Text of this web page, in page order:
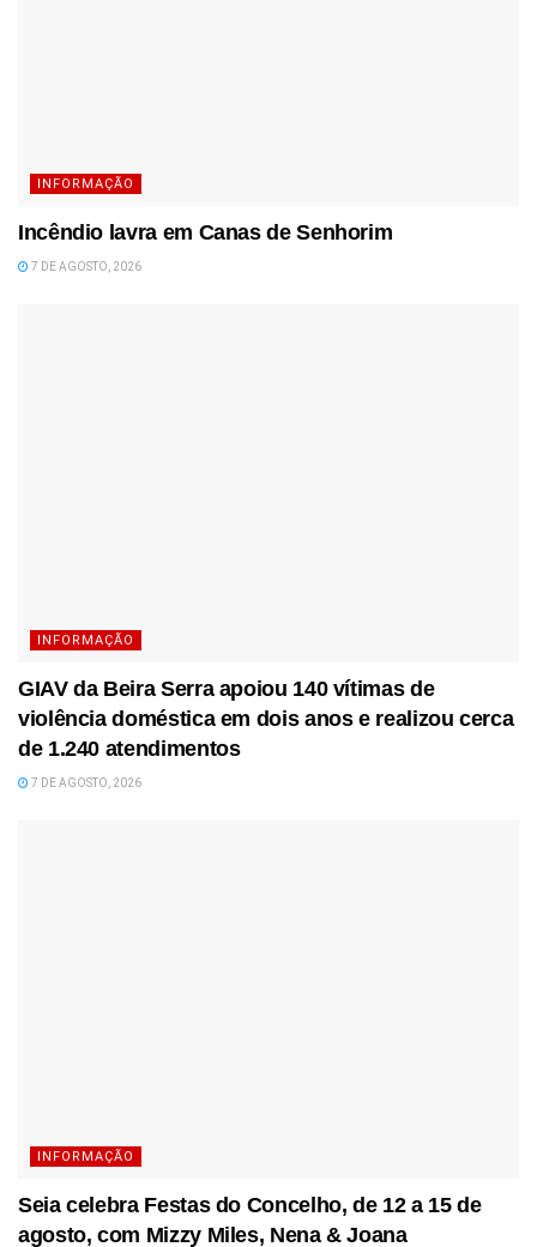
INFORMAÇÃO
Incêndio lavra em Canas de Senhorim
7 DE AGOSTO, 2026
INFORMAÇÃO
GIAV da Beira Serra apoiou 140 vítimas de
violência doméstica em dois anos e realizou cerca
de 1.240 atendimentos
7 DE AGOSTO, 2026
INFORMAÇÃO
Seia celebra Festas do Concelho, de 12 a 15 de
agosto, com Mizzy Miles, Nena & Joana